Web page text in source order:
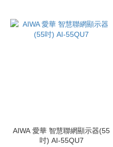
AIWA 愛華 智慧聯網顯示器(55
吋) AI-55QU7